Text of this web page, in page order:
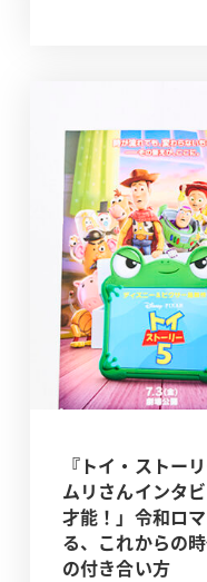
『トイ・ストー
ムリさんインタ
才能！」令和ロ
る、これからの
の付き合い方